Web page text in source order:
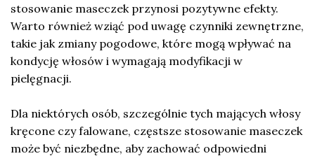
stosowanie maseczek przynosi pozytywne efekty.
Warto również wziąć pod uwagę czynniki zewnętrzne,
takie jak zmiany pogodowe, które mogą wpływać na
kondycję włosów i wymagają modyfikacji w
pielęgnacji.
Dla niektórych osób, szczególnie tych mających włosy
kręcone czy falowane, częstsze stosowanie maseczek
może być niezbędne, aby zachować odpowiedni